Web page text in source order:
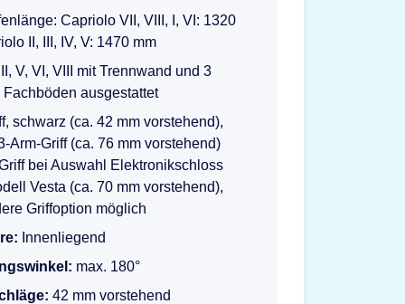
Capriolo VII, VIII, I, VI: 1320
II, III, IV, V: 1470 mm
V, VI, VIII mit Trennwand und 3
ausgestattet
schwarz (ca. 42 mm vorstehend),
Arm-Griff (ca. 76 mm vorstehend)
bei Auswahl Elektronikschloss
Vesta (ca. 70 mm vorstehend),
Griffoption möglich
Innenliegend
max. 180°
42 mm vorstehend